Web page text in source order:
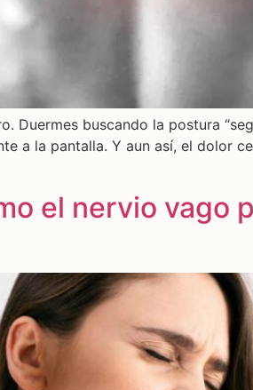
Duermes buscando la postura
a la pantalla. Y aun así, el dolor
el nervio vago